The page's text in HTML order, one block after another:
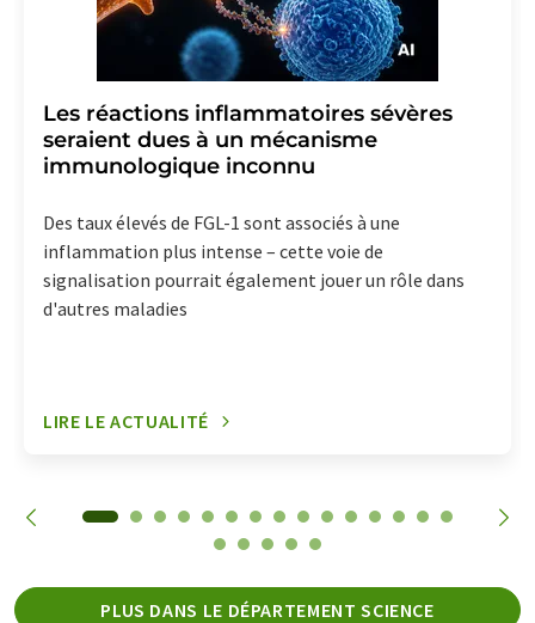
Les réactions inflammatoires sévères
seraient dues à un mécanisme
immunologique inconnu
Des taux élevés de FGL-1 sont associés à une
inflammation plus intense – cette voie de
signalisation pourrait également jouer un rôle dans
d'autres maladies
LIRE LE ACTUALITÉ
PLUS DANS LE DÉPARTEMENT SCIENCE